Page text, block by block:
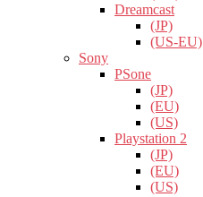
Dreamcast
(JP)
(US-EU)
Sony
PSone
(JP)
(EU)
(US)
Playstation 2
(JP)
(EU)
(US)